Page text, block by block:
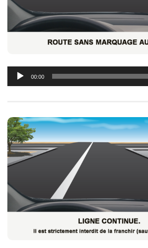
Lecteur
audio
00:00